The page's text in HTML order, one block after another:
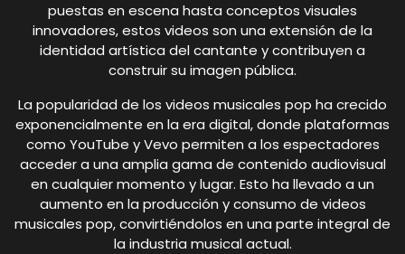
puestas en escena hasta conceptos visuales
innovadores, estos videos son una extensión de la
identidad artística del cantante y contribuyen a
construir su imagen pública.
La popularidad de los videos musicales pop ha crecido
exponencialmente en la era digital, donde plataformas
como YouTube y Vevo permiten a los espectadores
acceder a una amplia gama de contenido audiovisual
en cualquier momento y lugar. Esto ha llevado a un
aumento en la producción y consumo de videos
musicales pop, convirtiéndolos en una parte integral de
la industria musical actual.